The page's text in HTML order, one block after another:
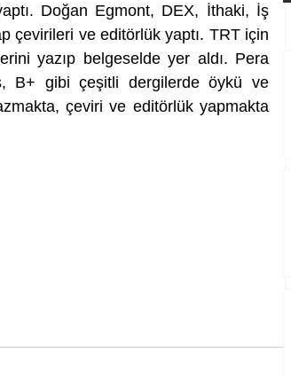
Doğan Egmont, DEX, İthaki, İş
çevirileri ve editörlük yaptı. TRT için
yazıp belgeselde yer aldı. Pera
B+ gibi çeşitli dergilerde öykü ve
çeviri ve editörlük yapmakta